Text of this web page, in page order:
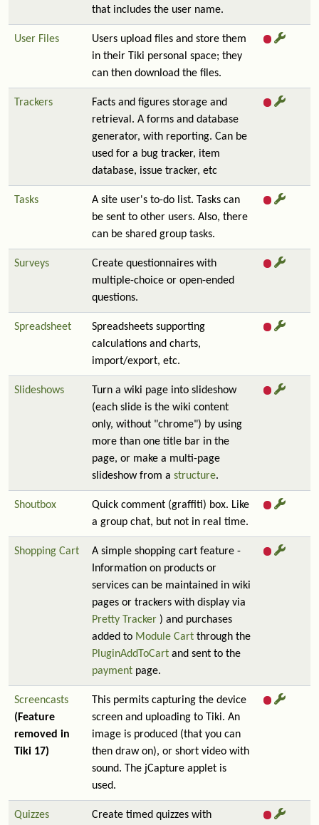
that includes the user name.
User Files
Users upload files and store them
in their Tiki personal space; they
can then download the files.
Trackers
Facts and figures storage and
retrieval. A forms and database
generator, with reporting. Can be
used for a bug tracker, item
database, issue tracker, etc
Tasks
A site user's to-do list. Tasks can
be sent to other users. Also, there
can be shared group tasks.
Surveys
Create questionnaires with
multiple-choice or open-ended
questions.
Spreadsheet
Spreadsheets supporting
calculations and charts,
import/export, etc.
Slideshows
Turn a wiki page into slideshow
(each slide is the wiki content
only, without "chrome") by using
more than one title bar in the
page, or make a multi-page
slideshow from a structure.
Shoutbox
Quick comment (graffiti) box. Like
a group chat, but not in real time.
Shopping Cart
A simple shopping cart feature -
Information on products or
services can be maintained in wiki
pages or trackers with display via
Pretty Tracker ) and purchases
added to Module Cart through the
PluginAddToCart and sent to the
payment page.
Screencasts
(Feature
removed in
Tiki 17)
This permits capturing the device
screen and uploading to Tiki. An
image is produced (that you can
then draw on), or short video with
sound. The jCapture applet is
used.
Quizzes Create timed quizzes with